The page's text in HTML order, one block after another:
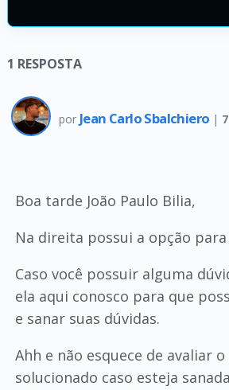
1 RESPOSTA
por Jean Carlo Sbalchiero |
Boa tarde João Paulo Bilia,
Na direita possui a opção
Caso você possuir alguma
ela aqui conosco para que
e sanar suas dúvidas.
Ahh e não esquece de avaliar
solucionado caso esteja